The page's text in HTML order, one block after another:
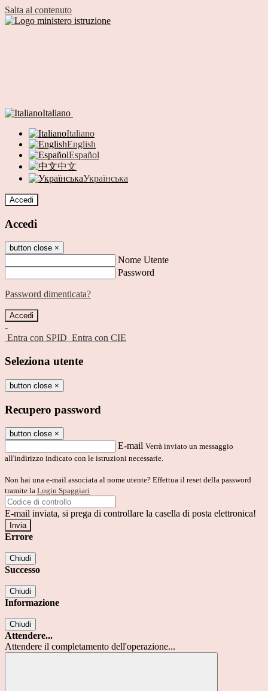
Salta al contenuto
Italiano
Italiano
English
Español
中文
Українська
Accedi
Accedi
button close ×
Nome Utente
Password
Password dimenticata?
-
Entra con SPID Entra con CIE
Seleziona utente
button close ×
Recupero password
button close ×
E-mail Verrà inviato un messaggio
all'indirizzo indicato con le istruzioni necessarie.
Non hai una e-mail associata al nome utente? Effettua il reset della password
tramite la Login Spaggiari
E-mail inviata, si prega di controllare la casella di posta elettronica!
Errore
Chiudi
Successo
Chiudi
Informazione
Chiudi
Attendere...
Attendere il completamento dell'operazione...